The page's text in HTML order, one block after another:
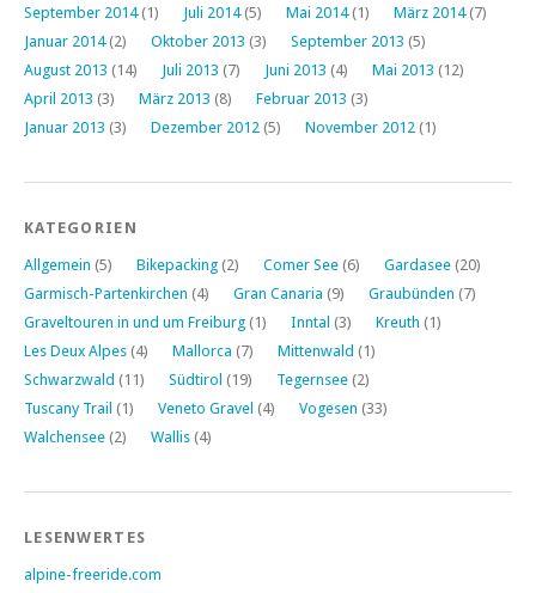
September 2014(1) Juli 2014(5) Mai 2014(1) März 2014(7)
Januar 2014(2) Oktober 2013 (3) September 2013 (5)
August 2013 (14) Juli 2013 (7) Juni 2013 (4) Mai 2013 (12)
April 2013 (3) März 2013 (8) Februar 2013 (3)
Januar 2013 (3) Dezember 2012 (5) November 2012 (1)
KATEGORIEN
Allgemein (5) Bikepacking (2) Comer See (6) Gardasee (20)
Garmisch-Partenkirchen (4) Gran Canaria (9) Graubünden (7)
Graveltouren in und um Freiburg (1) Inntal (3) Kreuth (1)
Les Deux Alpes (4) Mallorca (7) Mittenwald (1)
Schwarzwald (11) Südtirol (19) Tegernsee (2)
Tuscany Trail (1) Veneto Gravel (4) Vogesen (33)
Walchensee (2) Wallis (4)
LESENWERTES
alpine-freeride.com